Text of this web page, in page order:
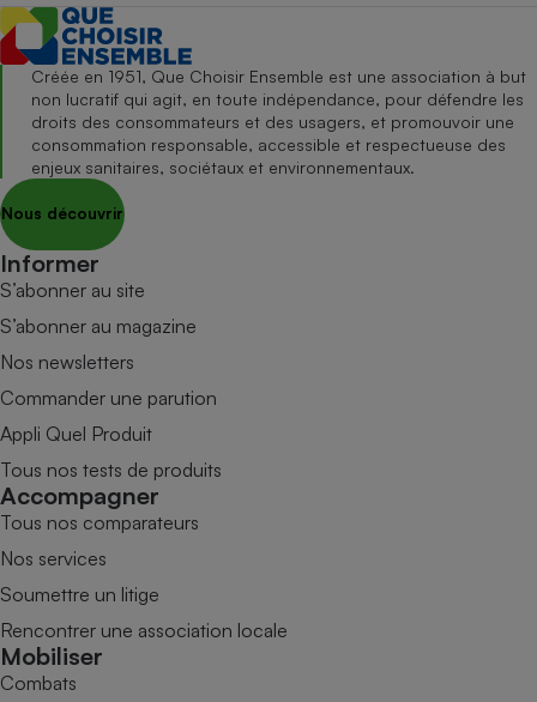
Créée en 1951, Que Choisir Ensemble est une association à but
non lucratif qui agit, en toute indépendance, pour défendre les
droits des consommateurs et des usagers, et promouvoir une
consommation responsable, accessible et respectueuse des
enjeux sanitaires, sociétaux et environnementaux.
Nous découvrir
Informer
S’abonner au site
S’abonner au magazine
Nos newsletters
Commander une parution
Appli Quel Produit
Tous nos tests de produits
Accompagner
Tous nos comparateurs
Nos services
Soumettre un litige
Rencontrer une association locale
Mobiliser
Combats